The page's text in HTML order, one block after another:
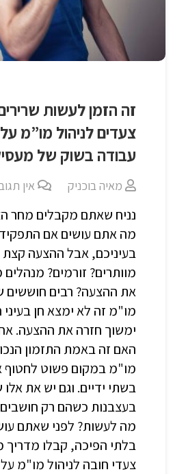
צעדים לניהול מו”מ
עבודה בשוק של
מאיה בוכניק אין
נניח שאתם מקבלים מחר
מה אתם עושים אם
בעיניכם, אבל ההצעה קצת
מוותרים? זורמים?
את ההצעה? רבים חוששים
מו"מ זה לא ימצא חן
ימשוך חזרה את ההצעה.
האם זה באמת התזמון
מו"מ במקום פשוט
בשתי ידיים. וגם יש את
בעצבנות כשהם רק חושבים
מה לעשות? לפני שאתם
צעדי חובה לניהול מו"מ